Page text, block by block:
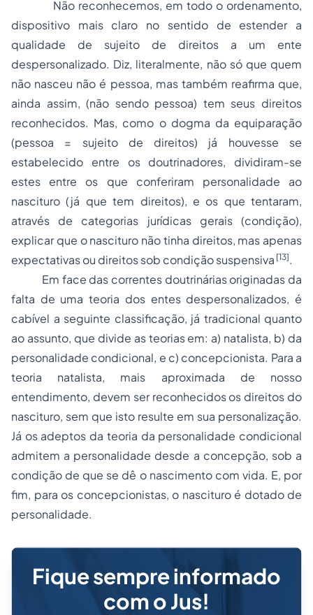
Não reconhecemos, em todo o ordenamento,
dispositivo mais claro no sentido de estender a
qualidade de sujeito de direitos a um ente
despersonalizado. Diz, literalmente, não só que quem
não nasceu não é pessoa, mas também reafirma que,
ainda assim, (não sendo pessoa) tem seus direitos
reconhecidos. Mas, como o dogma da equiparação
(pessoa = sujeito de direitos) já houvesse se
estabelecido entre os doutrinadores, dividiram-se
estes entre os que conferiram personalidade ao
nascituro (já que tem direitos), e os que tentaram,
através de categorias jurídicas gerais (condição),
explicar que o nascituro não tinha direitos, mas apenas
expectativas ou direitos sob condição suspensiva [13].
Em face das correntes doutrinárias originadas da
falta de uma teoria dos entes despersonalizados, é
cabível a seguinte classificação, já tradicional quanto
ao assunto, que divide as teorias em: a) natalista, b) da
personalidade condicional, e c) concepcionista. Para a
teoria natalista, mais aproximada de nosso
entendimento, devem ser reconhecidos os direitos do
nascituro, sem que isto resulte em sua personalização.
Já os adeptos da teoria da personalidade condicional
admitem a personalidade desde a concepção, sob a
condição de que se dê o nascimento com vida. E, por
fim, para os concepcionistas, o nascituro é dotado de
personalidade.
Fique sempre informado
com o Jus!